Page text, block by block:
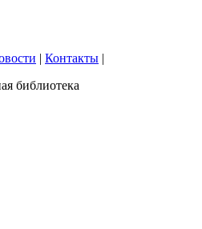
| Контакты |
библиотека